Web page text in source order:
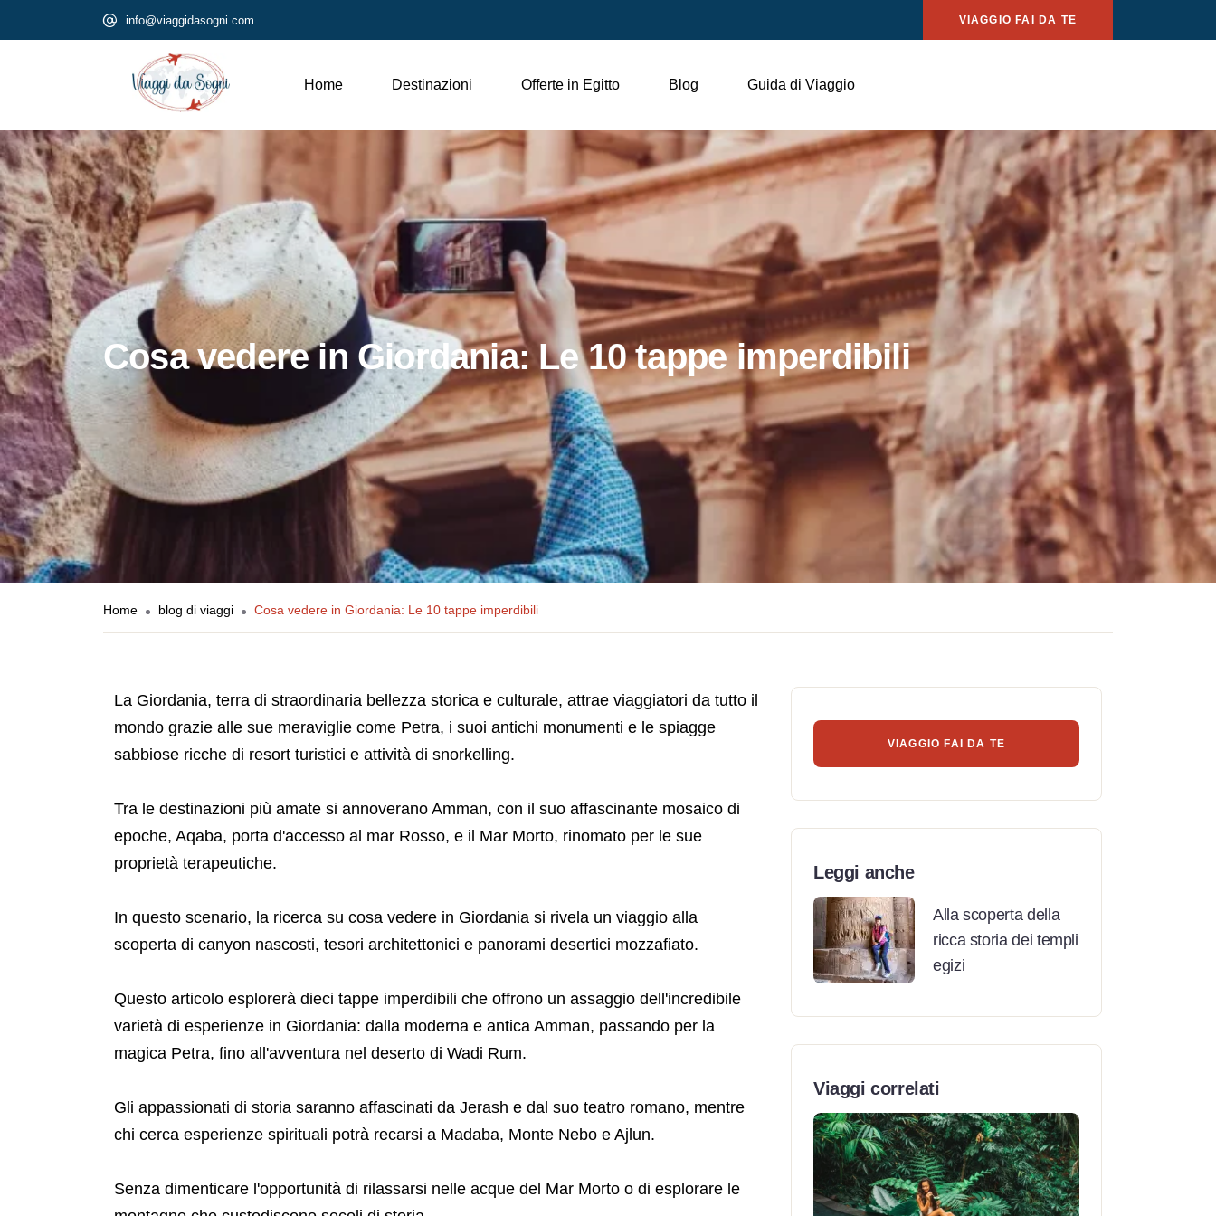
info@viaggidasogni.com VIAGGIO FAI DA TE
Home Destinazioni Offerte in Egitto Blog Guida di Viaggio
Cosa vedere in Giordania: Le 10 tappe imperdibili
Home blog di viaggi Cosa vedere in Giordania: Le 10 tappe imperdibili
La Giordania, terra di straordinaria bellezza storica e culturale, attrae viaggiatori da tutto il
mondo grazie alle sue meraviglie come Petra, i suoi antichi monumenti e le spiagge
sabbiose ricche di resort turistici e attività di snorkelling.
Tra le destinazioni più amate si annoverano Amman, con il suo affascinante mosaico di
epoche, Aqaba, porta d'accesso al mar Rosso, e il Mar Morto, rinomato per le sue
proprietà terapeutiche.
In questo scenario, la ricerca su cosa vedere in Giordania si rivela un viaggio alla
scoperta di canyon nascosti, tesori architettonici e panorami desertici mozzafiato.
Questo articolo esplorerà dieci tappe imperdibili che offrono un assaggio dell'incredibile
varietà di esperienze in Giordania: dalla moderna e antica Amman, passando per la
magica Petra, fino all'avventura nel deserto di Wadi Rum.
Gli appassionati di storia saranno affascinati da Jerash e dal suo teatro romano, mentre
chi cerca esperienze spirituali potrà recarsi a Madaba, Monte Nebo e Ajlun.
Senza dimenticare l'opportunità di rilassarsi nelle acque del Mar Morto o di esplorare le
VIAGGIO FAI DA TE
Leggi anche
Alla scoperta della
ricca storia dei templi
egizi
Viaggi correlati